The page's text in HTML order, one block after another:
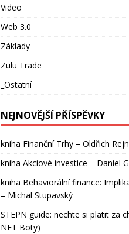
Video
Web 3.0
Základy
Zulu Trade
_Ostatní
NEJNOVĚJŠÍ PŘÍSPĚVKY
kniha Finanční Trhy – Oldřich
kniha Akciové investice – Daniel
kniha Behaviorální finance:
– Michal Stupavský
STEPN guide: nechte si platit za
NFT Boty)